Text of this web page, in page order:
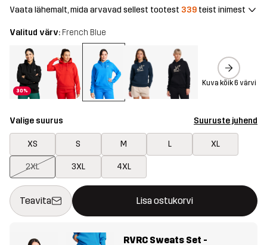
Vaata lähemalt, mida arvavad sellest tootest 339 teist inimest
Valitud värv: French Blue
30%
Kuva kõik 6 värvi
Valige suurus Suuruste juhend
XS S M L XL
2XL 3XL 4XL
Teavita Lisa ostukorvi
See nupp avab modaali, mis kinnitab ostukorvis uue kauba
{{size}} pole saadaval
RVRC Sweats Set -